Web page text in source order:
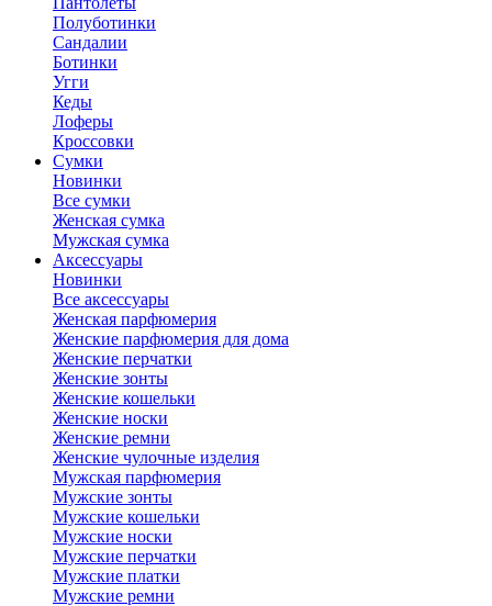
Полуботинки
Сандалии
Ботинки
Угги
Кеды
Лоферы
Кроссовки
Сумки
Новинки
Все сумки
Женская сумка
Мужская сумка
Аксессуары
Новинки
Все аксессуары
Женская парфюмерия
Женские парфюмерия для дома
Женские перчатки
Женские зонты
Женские кошельки
Женские носки
Женские ремни
Женские чулочные изделия
Мужская парфюмерия
Мужские зонты
Мужские кошельки
Мужские носки
Мужские перчатки
Мужские платки
Мужские ремни